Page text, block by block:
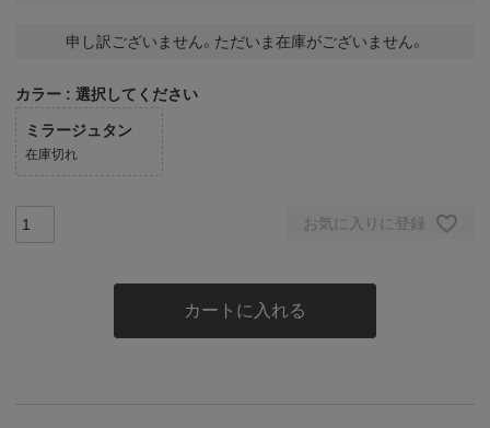
申し訳ございません。ただいま在庫がございません。
カラー 選択してください
ミラージュタン
在庫切れ
お気に入りに登録
カートに入れる